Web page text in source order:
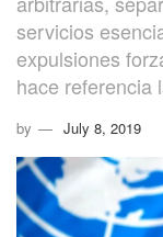
servicios
expulsiones
hace referencia
by July 8, 2019